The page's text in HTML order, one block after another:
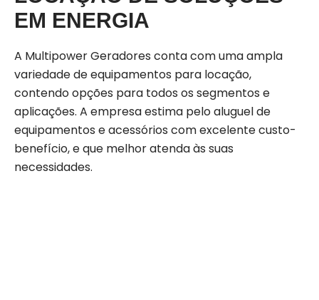
EM ENERGIA
A Multipower Geradores conta com uma ampla
variedade de equipamentos para locação,
contendo opções para todos os segmentos e
aplicações. A empresa estima pelo aluguel de
equipamentos e acessórios com excelente custo-
benefício, e que melhor atenda às suas
necessidades.